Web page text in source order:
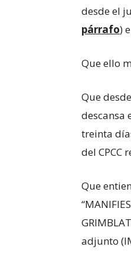
desde el
párrafo)
Que ello
Que
descansa
treinta
del CPCC
Que
adjunto